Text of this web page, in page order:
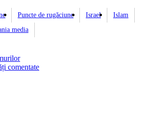
Puncte de rugăciune Israel
Islam
media
comentate